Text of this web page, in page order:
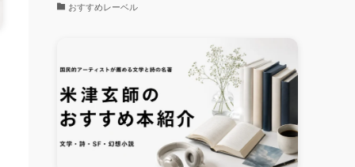
おすすめレーベル